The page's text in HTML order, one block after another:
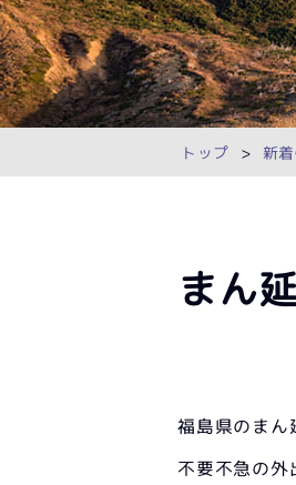
トップ 新
まん
福島県のまん
不要不急の外